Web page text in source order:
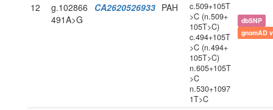
12
g.102866
491A>G
CA2620526933 PAH
c.509+105T
>C (n.509+
105T>C)
c.494+105T
>C (n.494+
105T>C)
n.605+105T
>C
n.530+1097
1T>C
dbSNP
gnomAD